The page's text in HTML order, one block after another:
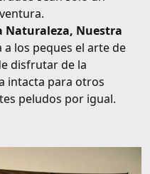
Naturaleza, Nuestra
a los peques el arte de
disfrutar de la
intacta para otros
peludos por igual.